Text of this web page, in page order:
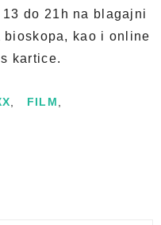
do 21h na blagajni
kao i online
kartice.
FILM